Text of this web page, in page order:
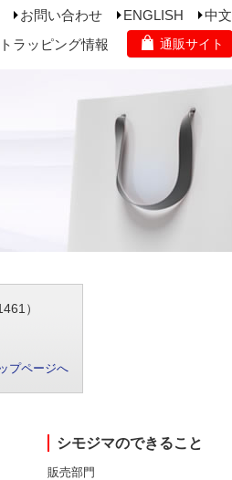
お問い合わせ ENGLISH
中文
ラッピング情報 通販サイト
）
プページへ
シモジマのできること
販売部門